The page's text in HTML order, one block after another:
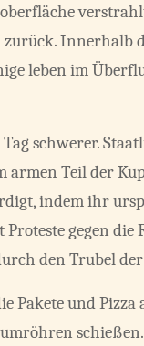
zurück. Innerhalb
leben im
schwerer.
Teil der
indem ihr
gegen
den Trubel
Pakete und